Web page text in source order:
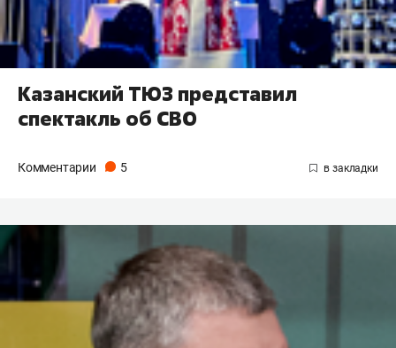
Казанский ТЮЗ представил
спектакль об СВО
Комментарии 5